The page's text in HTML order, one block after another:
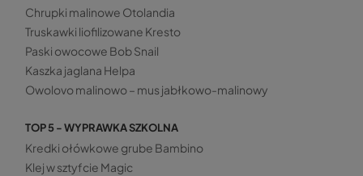
Chrupki malinowe Otolandia
Truskawki liofilizowane Kresto
Paski owocowe Bob Snail
Kaszka jaglana Helpa
Owolovo malinowo – mus jabłkowo-malinowy
TOP 5 - WYPRAWKA SZKOLNA
Kredki ołówkowe grube Bambino
Klej w sztyfcie Magic